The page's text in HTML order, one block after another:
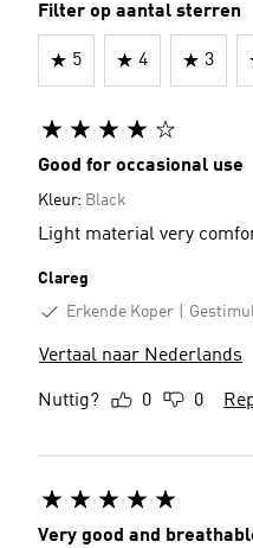
Filter op aantal sterren
5 4 3
Good for occasional use
Kleur: Black
Light material very
Clareg
Erkende Koper
Vertaal naar Nederlands
Nuttig? 0 0
Very good and